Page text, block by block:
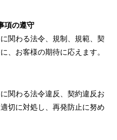
項の遵守
関わる法令、規制、規範、契
、お客様の期待に応えます。
関わる法令違反、契約違反お
切に対処し、再発防止に努め